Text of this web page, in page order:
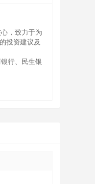
，致力于为
投资建议及
行、民生银